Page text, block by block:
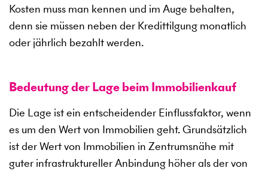
Kosten muss man kennen und im Auge behalten,
denn sie müssen neben der Kredittilgung monatlich
oder jährlich bezahlt werden.
Bedeutung der Lage beim Immobilienkauf
Die Lage ist ein entscheidender Einflussfaktor, wenn
es um den Wert von Immobilien geht. Grundsätzlich
ist der Wert von Immobilien in Zentrumsnähe mit
guter infrastruktureller Anbindung höher als der von